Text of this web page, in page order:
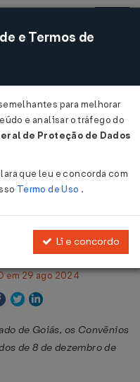
Acessar
Nº 632 DE
em 29 ago 2024
de Goiás, os Convênios
de 8 de dezembro de
e Termos de
para melhorar
e analisar o tráfego do
de Proteção de Dados
que leu e concorda com
Termo de Uso .
Li e concordo